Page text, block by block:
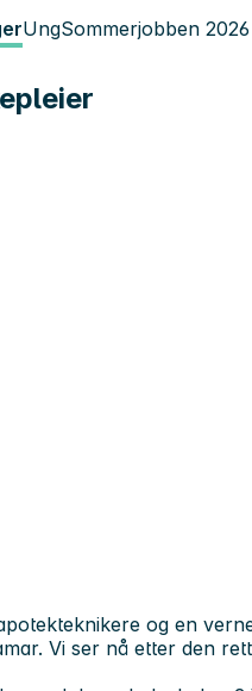
UngSommerjobben 2026
og en
Vi ser nå etter den